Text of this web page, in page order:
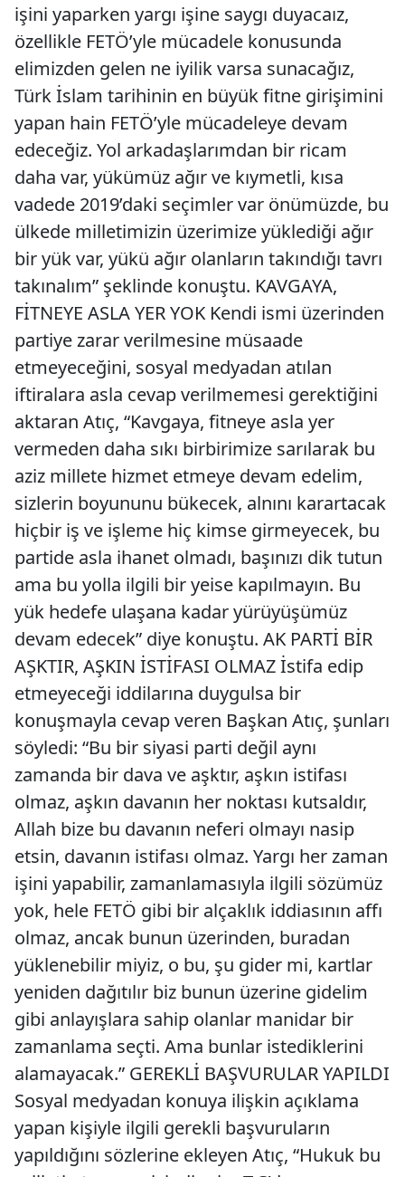
işini yaparken yargı işine saygı duyacaız,
özellikle FETÖ’yle mücadele konusunda
elimizden gelen ne iyilik varsa sunacağız,
Türk İslam tarihinin en büyük fitne girişimini
yapan hain FETÖ’yle mücadeleye devam
edeceğiz. Yol arkadaşlarımdan bir ricam
daha var, yükümüz ağır ve kıymetli, kısa
vadede 2019’daki seçimler var önümüzde, bu
ülkede milletimizin üzerimize yüklediği ağır
bir yük var, yükü ağır olanların takındığı tavrı
takınalım” şeklinde konuştu. KAVGAYA,
FİTNEYE ASLA YER YOK Kendi ismi üzerinden
partiye zarar verilmesine müsaade
etmeyeceğini, sosyal medyadan atılan
iftiralara asla cevap verilmemesi gerektiğini
aktaran Atıç, “Kavgaya, fitneye asla yer
vermeden daha sıkı birbirimize sarılarak bu
aziz millete hizmet etmeye devam edelim,
sizlerin boyununu bükecek, alnını karartacak
hiçbir iş ve işleme hiç kimse girmeyecek, bu
partide asla ihanet olmadı, başınızı dik tutun
ama bu yolla ilgili bir yeise kapılmayın. Bu
yük hedefe ulaşana kadar yürüyüşümüz
devam edecek” diye konuştu. AK PARTİ BİR
AŞKTIR, AŞKIN İSTİFASI OLMAZ İstifa edip
etmeyeceği iddilarına duygulsa bir
konuşmayla cevap veren Başkan Atıç, şunları
söyledi: “Bu bir siyasi parti değil aynı
zamanda bir dava ve aşktır, aşkın istifası
olmaz, aşkın davanın her noktası kutsaldır,
Allah bize bu davanın neferi olmayı nasip
etsin, davanın istifası olmaz. Yargı her zaman
işini yapabilir, zamanlamasıyla ilgili sözümüz
yok, hele FETÖ gibi bir alçaklık iddiasının affı
olmaz, ancak bunun üzerinden, buradan
yüklenebilir miyiz, o bu, şu gider mi, kartlar
yeniden dağıtılır biz bunun üzerine gidelim
gibi anlayışlara sahip olanlar manidar bir
zamanlama seçti. Ama bunlar istediklerini
alamayacak.” GEREKLİ BAŞVURULAR YAPILDI
Sosyal medyadan konuya ilişkin açıklama
yapan kişiyle ilgili gerekli başvuruların
yapıldığını sözlerine ekleyen Atıç, “Hukuk bu